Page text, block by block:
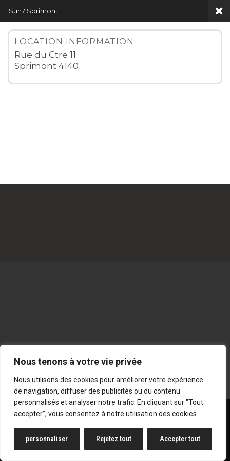
Nous tenons à votre vie privée
Nous utilisons des cookies pour améliorer votre expérience
de navigation, diffuser des publicités ou du contenu
personnalisés et analyser notre trafic. En cliquant sur "Tout
accepter", vous consentez à notre utilisation des cookies.
personnaliser Rejetez tout Accepter tout
SD STORE S.A | RUE DU WAINAGE 207 - 6220 LAMBUSART
- TOUS DROITS RÉSERVÉS -
Sun7 Sprimont
LOCATION INFORMATION
Rue du Ctre 11
Sprimont 4140